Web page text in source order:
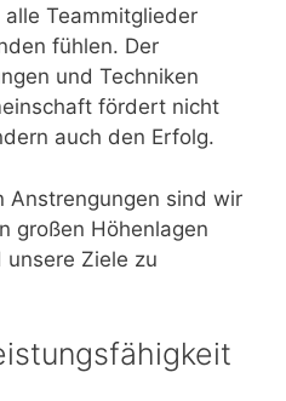
Teammitglieder
fühlen. Der
und Techniken
fördert nicht
auch den Erfolg.
Anstrengungen sind wir
großen Höhenlagen
Ziele zu